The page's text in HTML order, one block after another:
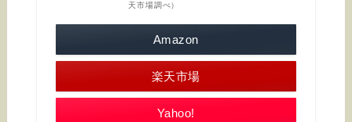
天市場調べ）
Amazon
楽天市場
Yahoo!